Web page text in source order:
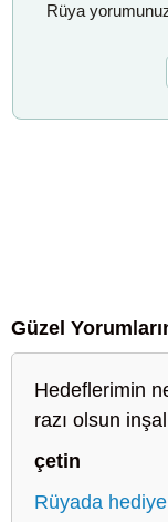
Rüya
Güzel
Hedeflerimin
razı olsun
çetin
Rüyada